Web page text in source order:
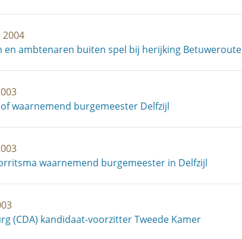
en ambtenaren buiten spel bij herijking Betuweroute
waarnemend burgemeester Delfzijl
waarnemend burgemeester in Delfzijl
(CDA) kandidaat-voorzitter Tweede Kamer